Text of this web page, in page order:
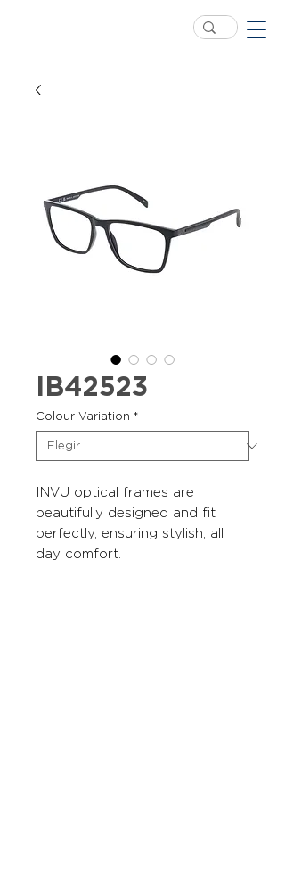
IB42523
Colour Variation *
INVU optical frames are
beautifully designed and fit
perfectly, ensuring stylish, all
day comfort.